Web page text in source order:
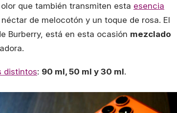
que también transmiten esta esencia
néctar de melocotón y un toque de rosa. El
Burberry, está en esta ocasión mezclado
distintos: 90 ml, 50 ml y 30 ml.